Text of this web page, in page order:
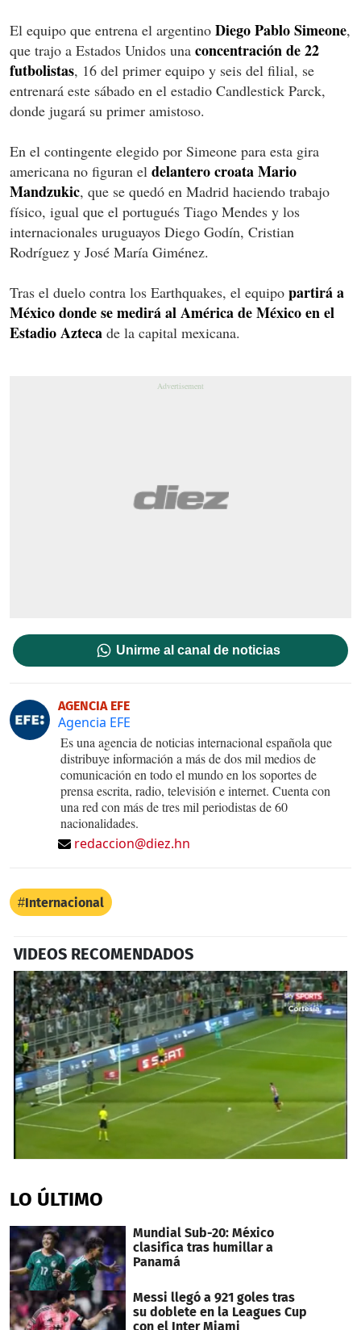
El equipo que entrena el argentino Diego Pablo Simeone,
que trajo a Estados Unidos una concentración de 22
futbolistas, 16 del primer equipo y seis del filial, se
entrenará este sábado en el estadio Candlestick Parck,
donde jugará su primer amistoso.
En el contingente elegido por Simeone para esta gira
americana no figuran el delantero croata Mario
Mandzukic, que se quedó en Madrid haciendo trabajo
físico, igual que el portugués Tiago Mendes y los
internacionales uruguayos Diego Godín, Cristian
Rodríguez y José María Giménez.
Tras el duelo contra los Earthquakes, el equipo partirá a
México donde se medirá al América de México en el
Estadio Azteca de la capital mexicana.
Unirme al canal de noticias
AGENCIA EFE
Agencia EFE
Es una agencia de noticias internacional española que
distribuye información a más de dos mil medios de
comunicación en todo el mundo en los soportes de
prensa escrita, radio, televisión e internet. Cuenta con
una red con más de tres mil periodistas de 60
nacionalidades.
redaccion@diez.hn
Internacional
VIDEOS RECOMENDADOS
of
52
LO ÚLTIMO
Mundial Sub-20: México
clasifica tras humillar a
Panamá
Messi llegó a 921 goles tras
su doblete en la Leagues Cup
con el Inter Miami